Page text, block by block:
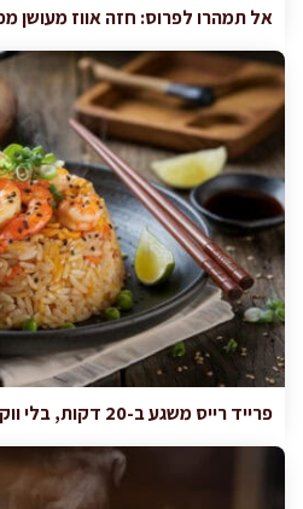
אל תמהרו לפרוס: חזה אווז מעושן
פרייד רייס משגע ב-20 דקות, בלי ווק בכלל